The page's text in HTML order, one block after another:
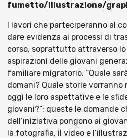
fumetto/illustrazione/
I lavori che parteciperanno al
dare evidenza ai processi di
corso, soprattutto attraverso
aspirazioni delle giovani
familiare migratorio. “Quale
domani? Quale storie vorranno
oggi le loro aspettative e le
giovani?”: queste le domande
dell’iniziativa pongono ai
la fotografia, il video e